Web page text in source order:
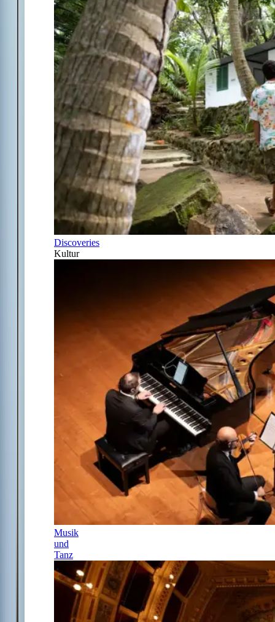
Discoveries
Kultur
Musik
und
Tanz